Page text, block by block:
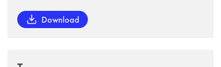
Download